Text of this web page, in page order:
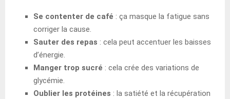
Se contenter de café : ça masque la fatigue sans
corriger la cause.
Sauter des repas : cela peut accentuer les baisses
d’énergie.
Manger trop sucré : cela crée des variations de
glycémie.
Oublier les protéines : la satiété et la récupération